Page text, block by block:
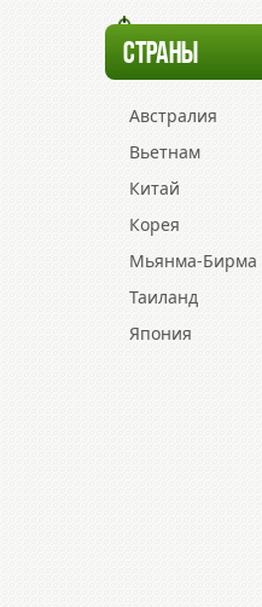
СТРАНЫ
Австралия
Вьетнам
Китай
Корея
Мьянма-Бирма
Таиланд
Япония